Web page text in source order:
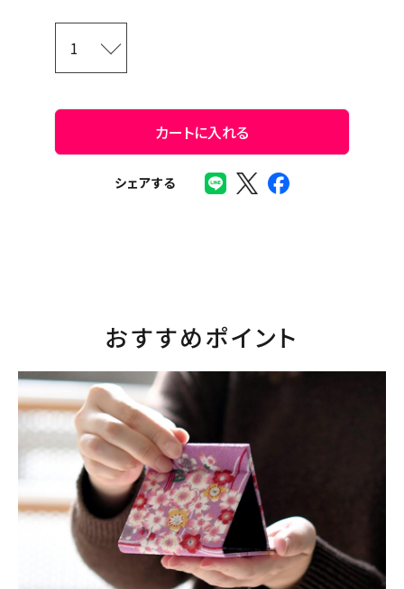
カートに入れる
シェアする
おすすめポイント